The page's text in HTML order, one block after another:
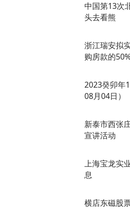
中国第13次
头去看熊
浙江瑞安拟
购房款的
2023癸卯年
08月04日）
新泰市西张
宣讲活动
上海宝龙实
息
横店东磁股